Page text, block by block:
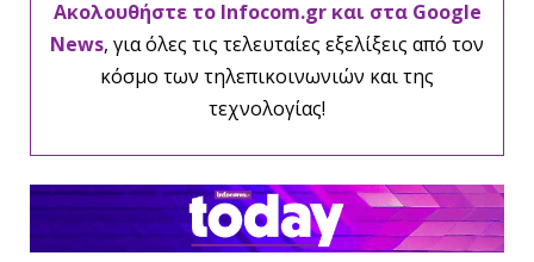
Ακολουθήστε το Infocom.gr και στα Google
News, για όλες τις τελευταίες εξελίξεις από τον
κόσμο των τηλεπικοινωνιών και της
τεχνολογίας!